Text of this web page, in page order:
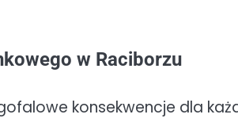
w Raciborzu
konsekwencje dla